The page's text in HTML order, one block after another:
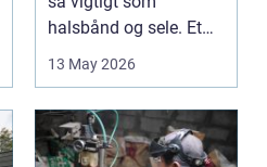
halsbånd og sele. Et
godt bur gi...
13 May 2026